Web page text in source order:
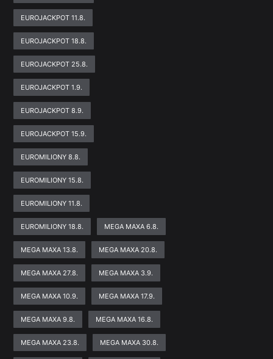
EUROJACKPOT 11.8.
EUROJACKPOT 18.8.
EUROJACKPOT 25.8.
EUROJACKPOT 1.9.
EUROJACKPOT 8.9.
EUROJACKPOT 15.9.
EUROMILIONY 8.8.
EUROMILIONY 15.8.
EUROMILIONY 11.8.
EUROMILIONY 18.8. MEGA MAXA 6.8.
MEGA MAXA 13.8. MEGA MAXA 20.8.
MEGA MAXA 27.8. MEGA MAXA 3.9.
MEGA MAXA 10.9. MEGA MAXA 17.9.
MEGA MAXA 9.8. MEGA MAXA 16.8.
MEGA MAXA 23.8. MEGA MAXA 30.8.